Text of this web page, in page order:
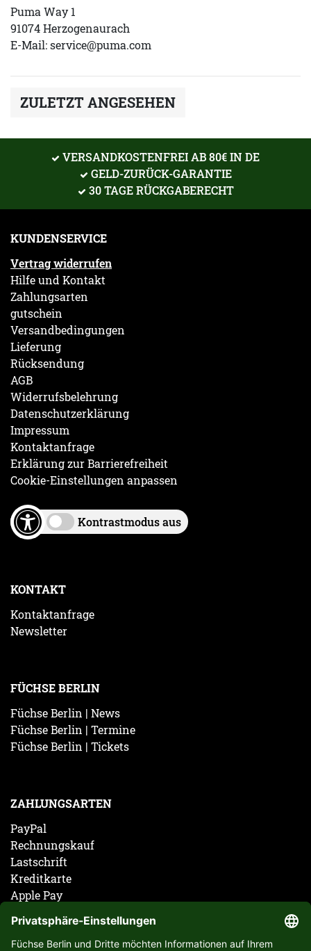
Puma Way 1
91074 Herzogenaurach
E-Mail:service@puma.com
ZULETZT ANGESEHEN
VERSANDKOSTENFREI AB 80€ IN DE
GELD-ZURÜCK-GARANTIE
30 TAGE RÜCKGABERECHT
KUNDENSERVICE
Vertrag widerrufen
Hilfe und Kontakt
Zahlungsarten
gutschein
Versandbedingungen
Lieferung
Rücksendung
AGB
Widerrufsbelehrung
Datenschutzerklärung
Impressum
Kontaktanfrage
Erklärung zur Barrierefreiheit
Cookie-Einstellungen anpassen
Kontrastmodus aus
KONTAKT
Kontaktanfrage
Newsletter
FÜCHSE BERLIN
Füchse Berlin | News
Füchse Berlin | Termine
Füchse Berlin | Tickets
ZAHLUNGSARTEN
PayPal
Rechnungskauf
Lastschrift
Kreditkarte
Apple Pay